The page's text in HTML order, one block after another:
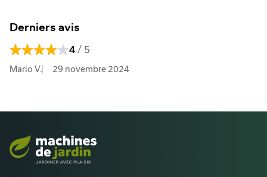
Derniers avis
4/ 5
Mario V. 29 novembre 2024